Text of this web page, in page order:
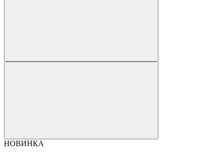
НОВИНКА